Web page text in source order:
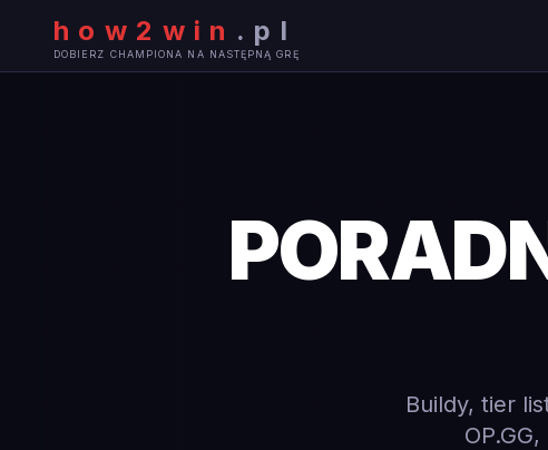
how2win . pl
DOBIERZ CHAMPIONA NA NASTĘPNĄ GRĘ
Buildy, tier